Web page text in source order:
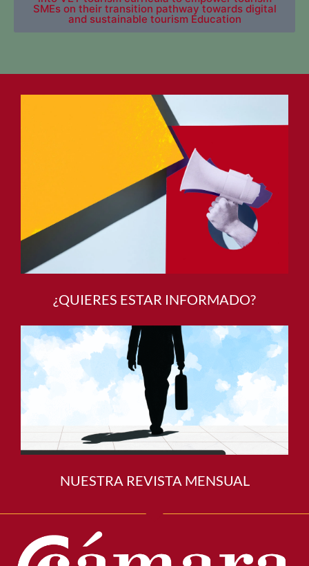
Greencomp4hosts – Integration of GreenComp
into VET tourism curricula to empower tourism
¿QUIERES ESTAR INFORMADO?
NUESTRA REVISTA MENSUAL